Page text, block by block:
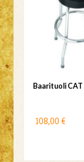
Baarituoli CAT
108,00 €